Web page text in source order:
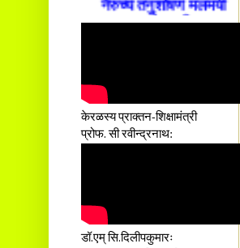
शय्या च सांवत्सरी ।
एकस्यापि न गर्भ-भार-भरण-
नमः॥–
केरळस्य प्राक्तन-शिक्षामंत्री
प्रोफ. सी रवीन्द्रनाथ:
डॉ.एम् सि.दिलीपकुमारः